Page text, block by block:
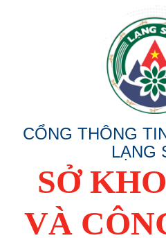
CỔNG THÔNG
LẠNG
SỞ
VÀ